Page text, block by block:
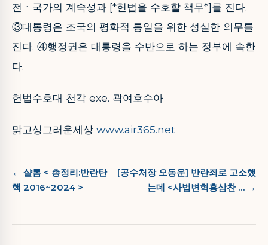
전ㆍ국가의 계속성과 [*헌법을 수호할 책무*]를 진다.
③대통령은 조국의 평화적 통일을 위한 성실한 의무를
진다. ④행정권은 대통령을 수반으로 하는 정부에 속한
다.
헌법수호대 천각 exe. 곽여호수아
맑고싱그러운세상 www.air365.net
← 샬롬 < 총정리:반란탄
핵 2016~2024 >
[공수처장 오동운] 반란죄로 고소했
는데 <사법변혁홍삼찬 … →